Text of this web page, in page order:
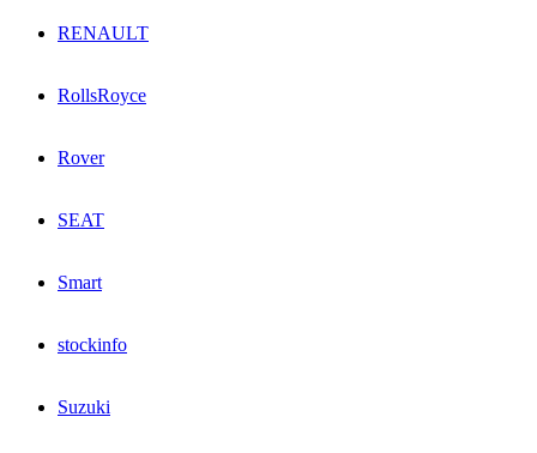
RENAULT
RollsRoyce
Rover
SEAT
Smart
stockinfo
Suzuki